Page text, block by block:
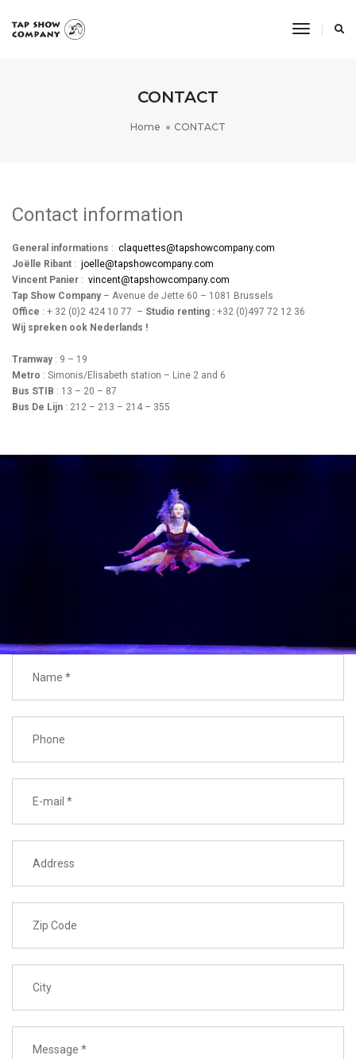
Toggle
CONTACT
Home CONTACT
Contact information
General informations : claquettes@tapshowcompany.com
Joëlle Ribant : joelle@tapshowcompany.com
Vincent Panier : vincent@tapshowcompany.com
Tap Show Company – Avenue de Jette 60 – 1081 Brussels
Office : + 32 (0)2 424 10 77 – Studio renting : +32 (0)497 72 12 36
Wij spreken ook Nederlands !
Tramway : 9 – 19
Metro : Simonis/Elisabeth station – Line 2 and 6
Bus STIB : 13 – 20 – 87
Bus De Lijn : 212 – 213 – 214 – 355